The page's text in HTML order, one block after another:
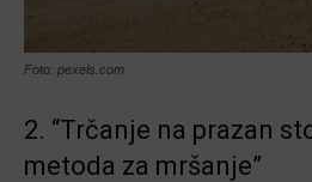
Foto: pexels.com
2. “Trčanje na prazan
metoda za mršanje”